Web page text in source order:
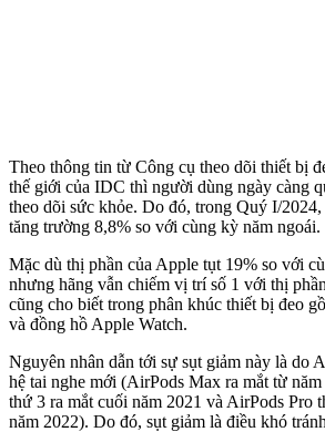
Theo thông tin từ Công cụ theo dõi thiết bị
thế giới của IDC thì người dùng ngày càng
theo dõi sức khỏe. Do đó, trong Quý I/
tăng trường 8,8% so với cùng kỳ năm ngoái.
Mặc dù thị phần của Apple tụt 19% so với
nhưng hãng vẫn chiếm vị trí số 1 với thị
cũng cho biết trong phân khúc thiết bị đeo
và đồng hồ Apple Watch.
Nguyên nhân dẫn tới sự sụt giảm này là do
hệ tai nghe mới (AirPods Max ra mắt từ
thứ 3 ra mắt cuối năm 2021 và AirPods Pro
năm 2022). Do đó, sụt giảm là điều khó